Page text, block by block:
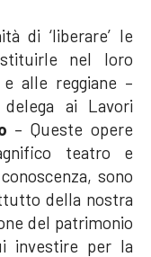
di ‘liberare’ le
nel loro
alle reggiane –
ai Lavori
– Queste opere
teatro e
sono
della nostra
del patrimonio
investire per la